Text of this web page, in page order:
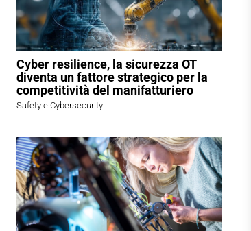
Cyber resilience, la sicurezza OT
diventa un fattore strategico per la
competitività del manifatturiero
Safety e Cybersecurity